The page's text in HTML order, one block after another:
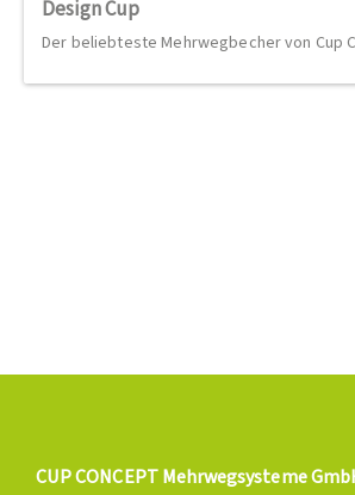
Design Cup
Der beliebteste Mehrwegbecher von Cup
CUP CONCEPT Mehrwegsysteme